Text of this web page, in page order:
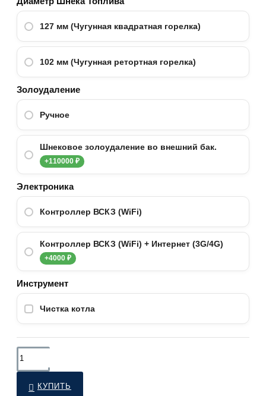
127 мм (Чугунная квадратная горелка)
102 мм (Чугунная ретортная горелка)
Золоудаление
Ручное
Шнековое золоудаление во внешний бак.
+110000 ₽
Электроника
Контроллер ВСКЗ (WiFi)
Контроллер ВСКЗ (WiFi) + Интернет (3G/4G)
+4000 ₽
Инструмент
Чистка котла
КУПИТЬ